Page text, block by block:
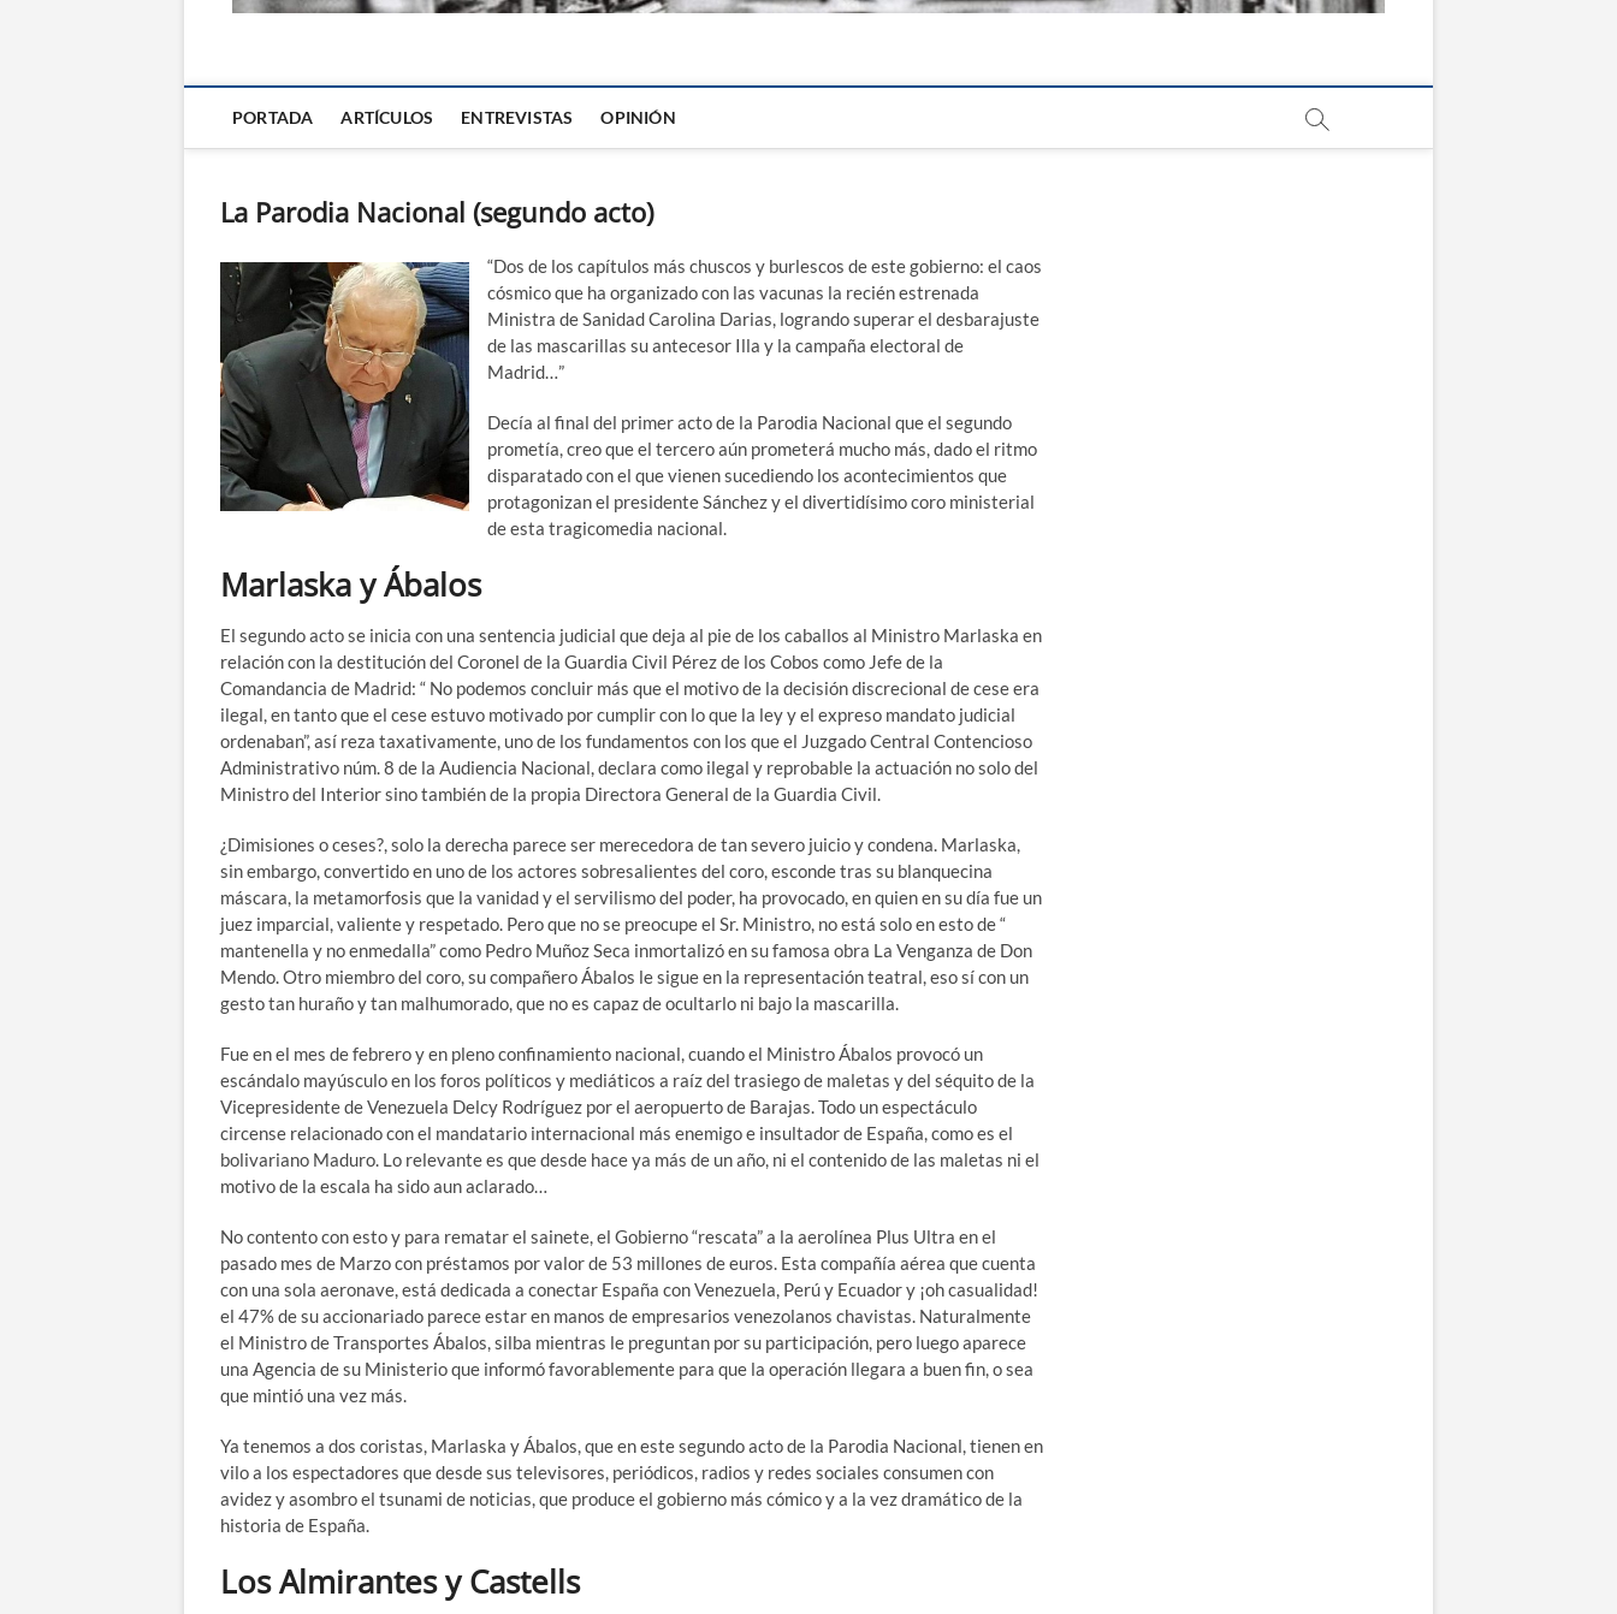
PORTADA ARTÍCULOS ENTREVISTAS OPINIÓN
La Parodia Nacional (segundo acto)
“Dos de los capítulos más chuscos y burlescos de este gobierno: el caos
cósmico que ha organizado con las vacunas la recién estrenada
Ministra de Sanidad Carolina Darias, logrando superar el desbarajuste
de las mascarillas su antecesor Illa y la campaña electoral de
Madrid…”
Decía al final del primer acto de la Parodia Nacional que el segundo
prometía, creo que el tercero aún prometerá mucho más, dado el ritmo
disparatado con el que vienen sucediendo los acontecimientos que
protagonizan el presidente Sánchez y el divertidísimo coro ministerial
de esta tragicomedia nacional.
Marlaska y Ábalos
El segundo acto se inicia con una sentencia judicial que deja al pie de los caballos al Ministro Marlaska en
relación con la destitución del Coronel de la Guardia Civil Pérez de los Cobos como Jefe de la
Comandancia de Madrid: “ No podemos concluir más que el motivo de la decisión discrecional de cese era
ilegal, en tanto que el cese estuvo motivado por cumplir con lo que la ley y el expreso mandato judicial
ordenaban”, así reza taxativamente, uno de los fundamentos con los que el Juzgado Central Contencioso
Administrativo núm. 8 de la Audiencia Nacional, declara como ilegal y reprobable la actuación no solo del
Ministro del Interior sino también de la propia Directora General de la Guardia Civil.
¿Dimisiones o ceses?, solo la derecha parece ser merecedora de tan severo juicio y condena. Marlaska,
sin embargo, convertido en uno de los actores sobresalientes del coro, esconde tras su blanquecina
máscara, la metamorfosis que la vanidad y el servilismo del poder, ha provocado, en quien en su día fue un
juez imparcial, valiente y respetado. Pero que no se preocupe el Sr. Ministro, no está solo en esto de “
mantenella y no enmedalla” como Pedro Muñoz Seca inmortalizó en su famosa obra La Venganza de Don
Mendo. Otro miembro del coro, su compañero Ábalos le sigue en la representación teatral, eso sí con un
gesto tan huraño y tan malhumorado, que no es capaz de ocultarlo ni bajo la mascarilla.
Fue en el mes de febrero y en pleno confinamiento nacional, cuando el Ministro Ábalos provocó un
escándalo mayúsculo en los foros políticos y mediáticos a raíz del trasiego de maletas y del séquito de la
Vicepresidente de Venezuela Delcy Rodríguez por el aeropuerto de Barajas. Todo un espectáculo
circense relacionado con el mandatario internacional más enemigo e insultador de España, como es el
bolivariano Maduro. Lo relevante es que desde hace ya más de un año, ni el contenido de las maletas ni el
motivo de la escala ha sido aun aclarado…
No contento con esto y para rematar el sainete, el Gobierno “rescata” a la aerolínea Plus Ultra en el
pasado mes de Marzo con préstamos por valor de 53 millones de euros. Esta compañía aérea que cuenta
con una sola aeronave, está dedicada a conectar España con Venezuela, Perú y Ecuador y ¡oh casualidad!
el 47% de su accionariado parece estar en manos de empresarios venezolanos chavistas. Naturalmente
el Ministro de Transportes Ábalos, silba mientras le preguntan por su participación, pero luego aparece
una Agencia de su Ministerio que informó favorablemente para que la operación llegara a buen fin, o sea
que mintió una vez más.
Ya tenemos a dos coristas, Marlaska y Ábalos, que en este segundo acto de la Parodia Nacional, tienen en
vilo a los espectadores que desde sus televisores, periódicos, radios y redes sociales consumen con
avidez y asombro el tsunami de noticias, que produce el gobierno más cómico y a la vez dramático de la
historia de España.
Los Almirantes y Castells